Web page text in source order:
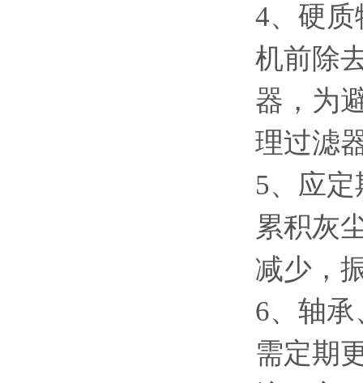
4、硬
机前除
器，为
理过滤
5、应
累积灰
减少，
6、轴
需定期